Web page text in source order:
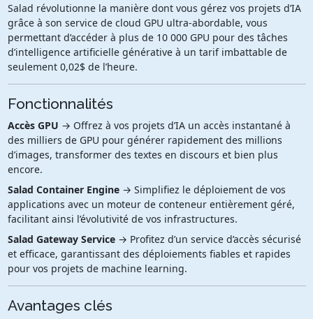
Salad révolutionne la manière dont vous gérez vos projets d’IA
grâce à son service de cloud GPU ultra-abordable, vous
permettant d’accéder à plus de 10 000 GPU pour des tâches
d’intelligence artificielle générative à un tarif imbattable de
seulement 0,02$ de l’heure.
Fonctionnalités
Accès GPU → Offrez à vos projets d’IA un accès instantané à
des milliers de GPU pour générer rapidement des millions
d’images, transformer des textes en discours et bien plus
encore.
Salad Container Engine→ Simplifiez le déploiement de vos
applications avec un moteur de conteneur entièrement géré,
facilitant ainsi l’évolutivité de vos infrastructures.
Salad Gateway Service→ Profitez d’un service d’accès sécurisé
et efficace, garantissant des déploiements fiables et rapides
pour vos projets de machine learning.
Avantages clés